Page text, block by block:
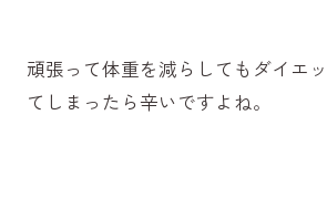
頑張って体重を減らしてもダイエ
てしまったら辛いですよね。